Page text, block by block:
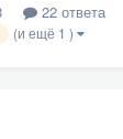
22 ответа
(и ещё 1 )